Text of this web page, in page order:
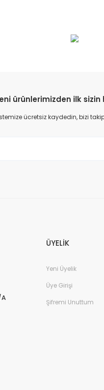
ürünlerimizden ilk sizin
ücretsiz kaydedin, bizi
ÜYELİK
Yeni Üyelik
Üye Girişi
Şifremi Unuttum